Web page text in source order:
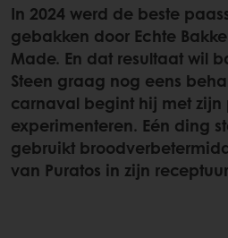
In 2024 werd de beste
gebakken door Echte
Made. En dat resultaat wil
Steen graag nog eens
carnaval begint hij met
experimenteren. Eén ding
gebruikt
van Puratos in zijn